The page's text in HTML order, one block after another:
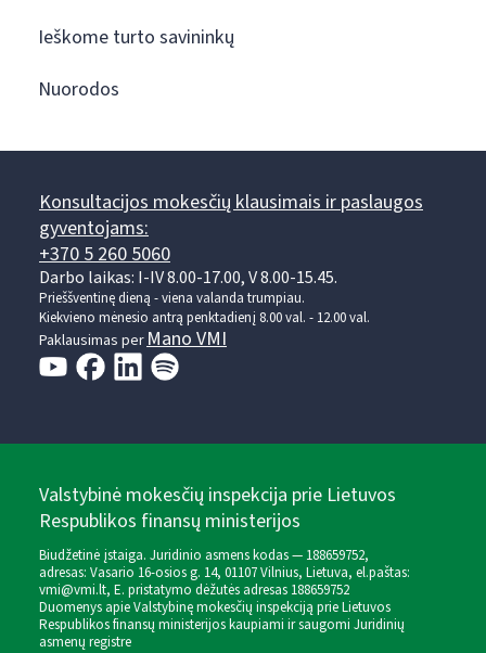
Ieškome turto savininkų
Nuorodos
Konsultacijos mokesčių klausimais ir paslaugos
gyventojams:
+370 5 260 5060
Darbo laikas: I-IV 8.00-17.00, V 8.00-15.45.
Prieššventinę dieną - viena valanda trumpiau.
Kiekvieno mėnesio antrą penktadienį 8.00 val. - 12.00 val.
Paklausimas perMano VMI
Valstybinė mokesčių inspekcija prie Lietuvos
Respublikos finansų ministerijos
Biudžetinė įstaiga. Juridinio asmens kodas — 188659752,
adresas: Vasario 16-osios g. 14, 01107 Vilnius, Lietuva, el.paštas:
vmi@vmi.lt, E. pristatymo dėžutės adresas 188659752
Duomenys apie Valstybinę mokesčių inspekciją prie Lietuvos
Respublikos finansų ministerijos kaupiami ir saugomi Juridinių
asmenų registre